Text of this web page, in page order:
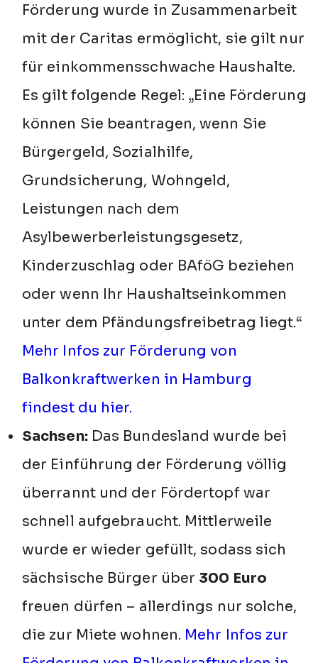
Förderung wurde in Zusammenarbeit
mit der Caritas ermöglicht, sie gilt nur
für einkommensschwache Haushalte.
Es gilt folgende Regel: „Eine Förderung
können Sie beantragen, wenn Sie
Bürgergeld, Sozialhilfe,
Grundsicherung, Wohngeld,
Leistungen nach dem
Asylbewerberleistungsgesetz,
Kinderzuschlag oder BAföG beziehen
oder wenn Ihr Haushaltseinkommen
unter dem Pfändungsfreibetrag liegt.“
Mehr Infos zur Förderung von
Balkonkraftwerken in Hamburg
findest du hier.
Sachsen:Das Bundesland wurde bei
der Einführung der Förderung völlig
überrannt und der Fördertopf war
schnell aufgebraucht. Mittlerweile
wurde er wieder gefüllt, sodass sich
sächsische Bürger über 300 Euro
freuen dürfen – allerdings nur solche,
die zur Miete wohnen. Mehr Infos zur